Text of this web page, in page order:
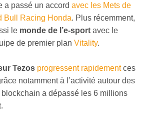
a passé un accord avec les Mets de
Bull Racing Honda. Plus récemment,
le monde de l’e-sport avec le
de premier plan Vitality.
Tezos progressent rapidementces
notamment à l’activité autour des
blockchain a dépassé les 6 millions